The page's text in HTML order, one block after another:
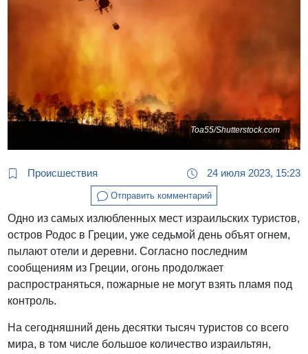
Toa55/Shutterstock.com
Происшествия 24 июля 2023, 15:23
Отправить комментарий
Одно из самых излюбленных мест израильских туристов,
остров Родос в Греции, уже седьмой день объят огнем,
пылают отели и деревни. Согласно последним
сообщениям из Греции, огонь продолжает
распространяться, пожарные не могут взять пламя под
контроль.
На сегодняшний день десятки тысяч туристов со всего
мира, в том числе большое количество израильтян,